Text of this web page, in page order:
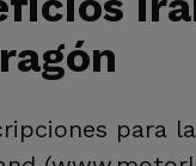
para